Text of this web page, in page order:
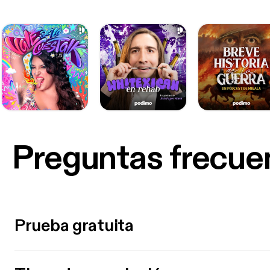
Preguntas
Prueba gratuita